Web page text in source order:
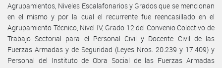
Agrupamientos, Niveles Escalafonarios y Grados que se mencionan
en el mismo y por la cual el recurrente fue reencasillado en el
Agrupamiento Técnico, Nivel IV, Grado 12 del Convenio Colectivo de
Trabajo Sectorial para el Personal Civil y Docente Civil de las
Fuerzas Armadas y de Seguridad (Leyes Nros. 20.239 y 17.409) y
Personal del Instituto de Obra Social de las Fuerzas Armadas